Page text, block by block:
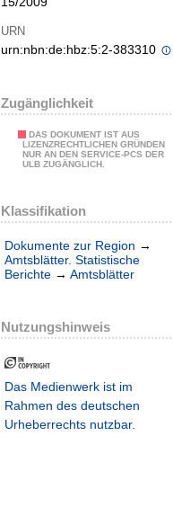
URN
urn:nbn:de:hbz:5:2-383310
Zugänglichkeit
DAS DOKUMENT IST AUS
LIZENZRECHTLICHEN GRÜNDEN
NUR AN DEN SERVICE-PCS DER
ULB ZUGÄNGLICH.
Klassifikation
Dokumente zur Region →
Amtsblätter. Statistische
Berichte → Amtsblätter
Nutzungshinweis
Das Medienwerk ist im
Rahmen des deutschen
Urheberrechts nutzbar.